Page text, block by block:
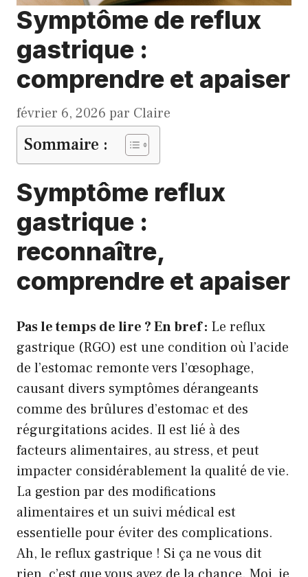
Symptôme de reflux
gastrique :
comprendre et apaiser
février 6, 2026 par Claire
Sommaire :
Symptôme reflux
gastrique :
reconnaître,
comprendre et apaiser
Pas le temps de lire ? En bref : Le reflux
gastrique (RGO) est une condition où l’acide
de l’estomac remonte vers l’œsophage,
causant divers symptômes dérangeants
comme des brûlures d’estomac et des
régurgitations acides. Il est lié à des
facteurs alimentaires, au stress, et peut
impacter considérablement la qualité de vie.
La gestion par des modifications
alimentaires et un suivi médical est
essentielle pour éviter des complications.
Ah, le reflux gastrique ! Si ça ne vous dit